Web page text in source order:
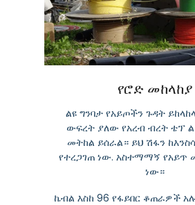
የሮድ መከላከያ
ልዩ ግንባታ የአይጦችን ጉዳት
ውፍረት ያለው የአረብ ብረት ቴፕ
መትከል ይሰራል። ይህ ሽፋን
የተረጋገጠ ነው. አስተማማኝ የአይጥ
ነው።
ኬብል እስከ 96 የፋይበር ቆጠራዎች